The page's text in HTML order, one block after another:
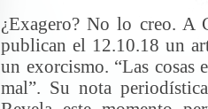
¿Exagero? No lo creo. A
publican el 12.10.18 un
un exorcismo. “Las cosas
mal”. Su nota